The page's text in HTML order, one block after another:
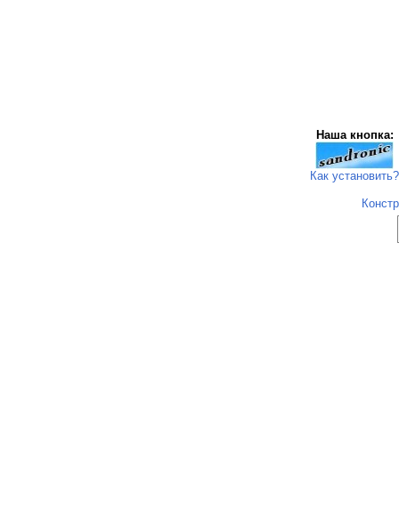
Наша кнопка:
Как установить?